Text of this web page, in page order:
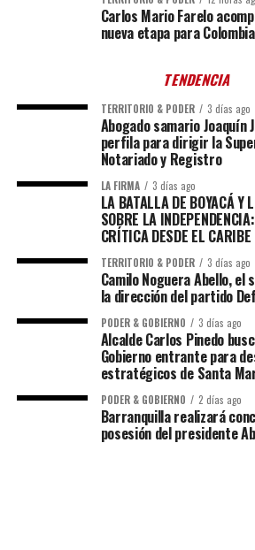
Carlos Mario Farelo
nueva etapa para Colombia
TENDENCIA
TERRITORIO & PODER 3 días ago
Abogado samario Joaquín
perfila para dirigir la
Notariado y Registro
LA FIRMA 3 días ago
LA BATALLA DE BOYACÁ Y
SOBRE LA
CRÍTICA DESDE EL
TERRITORIO & PODER 3 días ago
Camilo Noguera Abello, el
la dirección del partido
PODER & GOBIERNO 3 días ago
Alcalde Carlos Pinedo
Gobierno entrante para
estratégicos de Santa
PODER & GOBIERNO 2 días ago
Barranquilla realizará
posesión del presidente